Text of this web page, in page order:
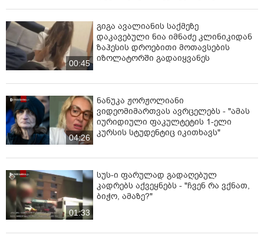
00:45
გიგა ავალიანის საქმეზე
დაკავებული ნია იმნაძე კლინიკიდან
ზაჰესის დროებითი მოთავსების
იზოლატორში გადაიყვანეს
04:26
ნანუკა ჟორჟოლიანი
ვიდეომიმართვას ავრცელებს - "ამას
იურიდიული ფაკულტეტის 1-ელი
კურსის სტუდენტიც იკითხავს"
01:33
სუს-ი ფარულად გადაღებულ
კადრებს აქვეყნებს - "ჩვენ რა ვქნათ,
ბიჭო, ამაზე?"